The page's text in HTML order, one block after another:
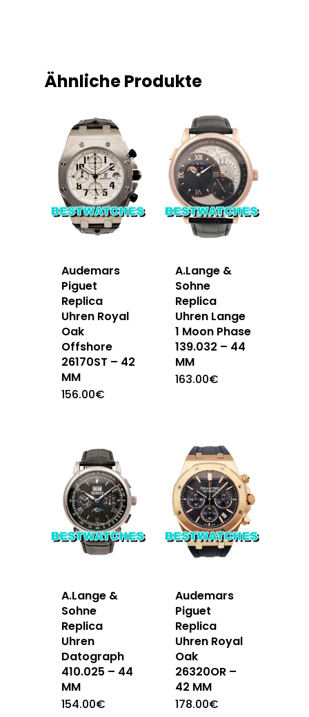
Ähnliche Produkte
Audemars
Piguet
Replica
Uhren Royal
Oak
Offshore
26170ST – 42
MM
156.00€
A.Lange &
Sohne
Replica
Uhren Lange
1 Moon Phase
139.032 – 44
MM
163.00€
A.Lange &
Sohne
Replica
Uhren
Datograph
410.025 – 44
MM
154.00€
Audemars
Piguet
Replica
Uhren Royal
Oak
26320OR –
42 MM
178.00€